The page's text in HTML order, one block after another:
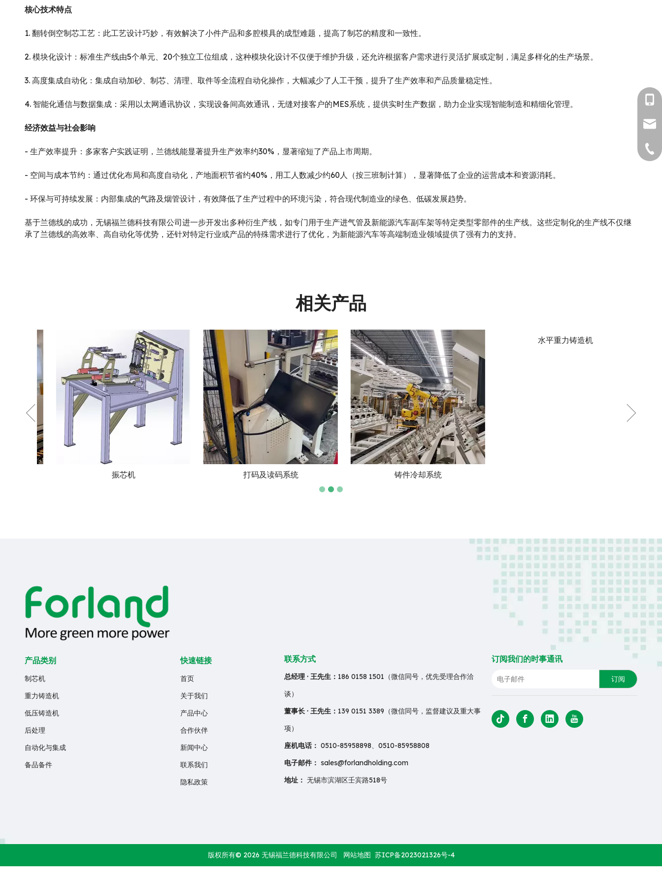
核心技术特点
1. 翻转倒空制芯工艺：此工艺设计巧妙，有效解决了小件产品和多腔模具的成型难题，提高了制芯的精度和一致性。
2. 模块化设计：标准生产线由5个单元、20个独立工位组成，这种模块化设计不仅便于维护升级，还允许根据客户需求进行灵活扩展或定制，满足多样化的生产场景。
3. 高度集成自动化：集成自动加砂、制芯、清理、取件等全流程自动化操作，大幅减少了人工干预，提升了生产效率和产品质量稳定性。
4. 智能化通信与数据集成：采用以太网通讯协议，实现设备间高效通讯，无缝对接客户的MES系统，提供实时生产数据，助力企业实现智能制造和精细化管理。
经济效益与社会影响
- 生产效率提升：多家客户实践证明，兰德线能显著提升生产效率约30%，显著缩短了产品上市周期。
- 空间与成本节约：通过优化布局和高度自动化，产地面积节省约40%，用工人数减少约60人（按三班制计算），显著降低了企业的运营成本和资源消耗。
- 环保与可持续发展：内部集成的气路及烟管设计，有效降低了生产过程中的环境污染，符合现代制造业的绿色、低碳发展趋势。
基于兰德线的成功，无锡福兰德科技有限公司进一步开发出多种衍生产线，如专门用于生产进气管及新能源汽车副车架等特定类型零部件的生产线。这些定制化的生产线不仅继
承了兰德线的高效率、高自动化等优势，还针对特定行业或产品的特殊需求进行了优化，为新能源汽车等高端制造业领域提供了强有力的支持。
相关产品
打码及读码系统 铸件冷却系统 水平重力铸造机
低压铸造机
产品类别
制芯机
重力铸造机
低压铸造机
后处理
自动化与集成
备品备件
快速链接
首页
关于我们
产品中心
合作伙伴
新闻中心
联系我们
隐私政策
联系方式
总经理 · 王先生： 186 0158 1501（微信同号，优先受理合作洽
谈）
董事长 · 王先生： 139 0151 3389（微信同号，监督建议及重大事
项）
座机电话： 0510-85958898、0510-85958808
电子邮件： sales@forlandholding.com
地址： 无锡市滨湖区壬宾路518号
订阅我们的时事通讯
订阅
版权所有© 2026 无锡福兰德科技有限公司 网站地图 苏ICP备2023021326号-4